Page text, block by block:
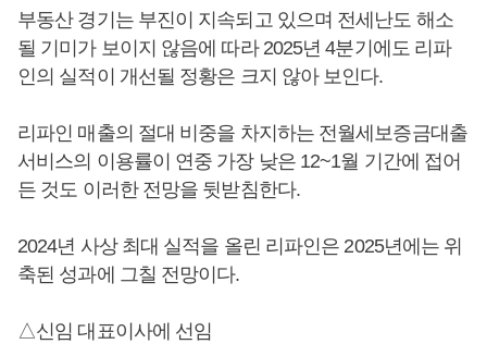
부동산 경기는 부진이 지속되고 있으며 전세난도 해소
될 기미가 보이지 않음에 따라 2025년 4분기에도 리파
인의 실적이 개선될 정황은 크지 않아 보인다.
리파인 매출의 절대 비중을 차지하는 전월세보증금대출
서비스의 이용률이 연중 가장 낮은 12~1월 기간에 접어
든 것도 이러한 전망을 뒷받침한다.
2024년 사상 최대 실적을 올린 리파인은 2025년에는 위
축된 성과에 그칠 전망이다.
△신임 대표이사에 선임